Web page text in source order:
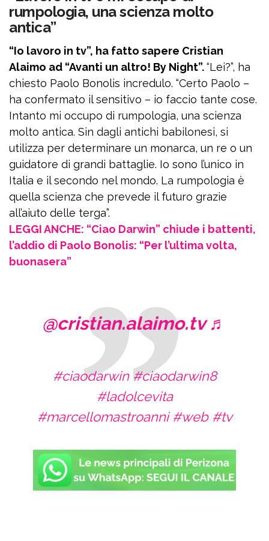
rumpologia, una scienza molto
antica”
“Io lavoro in tv”, ha fatto sapere Cristian
Alaimo ad “Avanti un altro! By Night”.“Lei?”, ha
chiesto Paolo Bonolis incredulo. “Certo Paolo –
ha confermato il sensitivo – io faccio tante cose.
Intanto mi occupo di rumpologia, una scienza
molto antica. Sin dagli antichi babilonesi, si
utilizza per determinare un monarca, un re o un
guidatore di grandi battaglie. Io sono l’unico in
Italia e il secondo nel mondo. La rumpologia è
quella scienza che prevede il futuro grazie
all’aiuto delle terga”.
LEGGI ANCHE: “Ciao Darwin” chiude i battenti,
l’addio di Paolo Bonolis: “Per l’ultima volta,
buonasera”
@cristian.alaimo.tv
#ciaodarwin #ciaodarwin8
#ladolcevita
#marcellomastroanni #web #tv
♬